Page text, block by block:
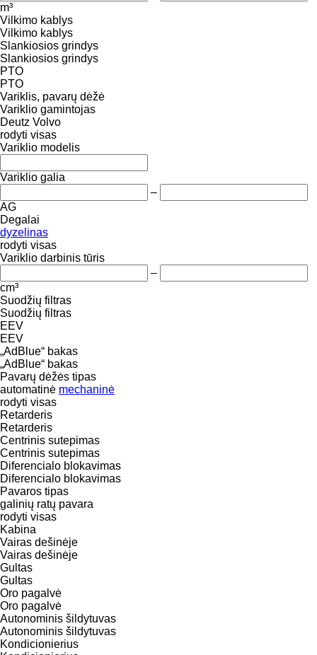
m³
Vilkimo kablys
Vilkimo kablys
Slankiosios grindys
Slankiosios grindys
PTO
PTO
Variklis, pavarų dėžė
Variklio gamintojas
Deutz Volvo
rodyti visas
Variklio modelis
Variklio galia
–
AG
Degalai
dyzelinas
rodyti visas
Variklio darbinis tūris
–
cm³
Suodžių filtras
Suodžių filtras
EEV
EEV
„AdBlue“ bakas
„AdBlue“ bakas
Pavarų dėžės tipas
automatinė mechaninė
rodyti visas
Retarderis
Retarderis
Centrinis sutepimas
Centrinis sutepimas
Diferencialo blokavimas
Diferencialo blokavimas
Pavaros tipas
galinių ratų pavara
rodyti visas
Kabina
Vairas dešinėje
Vairas dešinėje
Gultas
Gultas
Oro pagalvė
Oro pagalvė
Autonominis šildytuvas
Autonominis šildytuvas
Kondicionierius